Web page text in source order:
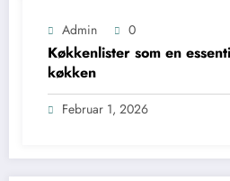
Admin 0
Køkkenlister som en
køkken
Februar 1, 2026